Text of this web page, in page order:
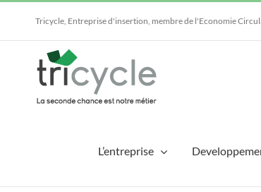
Tricycle, Entreprise d'insertion, membre de l'Economie
L’entreprise